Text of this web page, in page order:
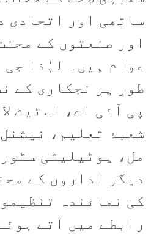
ساتھی اور اتحادی
اور صنعتوں کے
عوام ہیں۔ لہٰذا
طور پر نجکاری کے
پی آئی اے، اسٹیٹ
شعبۂ تعلیم،
مل، یوٹیلیٹی
دیگر اداروں کے
کی نمائندہ
رابطے میں آتے